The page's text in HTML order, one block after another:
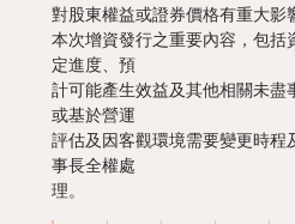
對股東權益或證券價格有重大
本次增資發行之重要內容，包括
定進度、預
計可能產生效益及其他相關未盡
或基於營運
評估及因客觀環境需要變更時程
事長全權處
理。